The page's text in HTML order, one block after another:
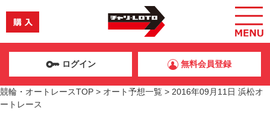
ログイン 無料会員登録
競輪・オートレースTOP > オート予想一覧 > 2016年09月11日 浜松オ
ートレース